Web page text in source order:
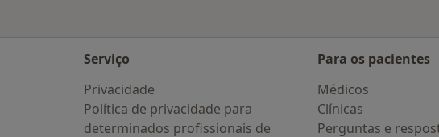
Serviço
Privacidade
Política de privacidade para
determinados profissionais de
Para os pacientes
Médicos
Clínicas
Perguntas e